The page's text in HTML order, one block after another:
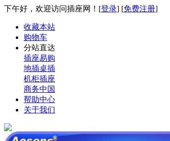
下午好，欢迎访问插座网！[登录] [免费注册]
收藏本站
购物车
分站直达
插座易购
地插桌插
机柜插座
商务中国
帮助中心
关于我们